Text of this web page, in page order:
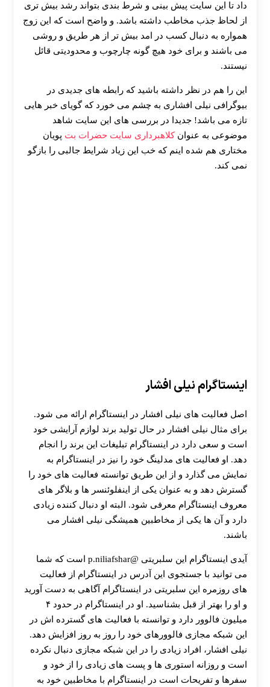
30 تا 50 درصد شارژ هدیه بیشتر فقط با ثبت نام در
داد تا این سایت پیش بینی و شرط بندی بتواند رشد بیش تری
از لحاظ جذب مخاطب داشته باشد. و واضح است که این زوج
همواره به دنبال کسب در امد بیش تر از هر طریق و روشی
می باشند و برای خود هیچ گونه چارچوب و محدودیتی قائل
نیستند.
این را هم در نظر داشته باشید که رابطه های جدیدی در
بیوگرافی نیلی افشاری به چشم می خورد که گویای خبر هایی
تازه می باشد! جدیدا در بررسی های این سایت شاهد
موضوعی به عنوانکلاهبرداری سایت حضرات بت پویان
مختاری هم شده اینم که خب این زیاد شرایط جالبی را بازگو
نمی کند.
اینستاگرام نیلی افشار
اصل فعالیت های نیلی افشار در اینستاگرام ارائه می شود.
برای مثال نیلی افشار در حال تولید برند لوازم آرایشی خود
است و سعی دارد در اینستاگرام تبلیغات این برند را انجام
دهد. او فعالیت های مدلینگ خود را نیز در اینستاگرام به
نمایش می‌ گذارد و از این طریق توانسته فعالیت‌ های خود را
گسترش دهد و به عنوان یکی از اینفلوئنسر ها و بلاگر های
معروف اینستاگرام معرفی شود. البته او دنبال کننده زیادی
دارد و آن ها یکی از مخاطبین همیشگی نیلی افشار می‌
باشند.
آیدی اینستاگرام این سلبریتی @p.niliafshar است که شما
می توانید با جستجوی این آدرس در اینستاگرام از فعالیت
های روزمره این سلبریتی در اینستاگرام آگاهی به دست آورید
و او را بهتر از قبل بشناسید. او در اینستاگرام در حدود ۴
میلیون فالوور دارد و توانسته با فعالیت های گسترده اش در
این شبکه مجازی فالوورهای خود را روز به روز افزایش دهد.
نیلی افشار، افراد زیادی را در این شبکه مجازی دنبال نکرده
است و روزانه استوری ها و پست های زیادی را از خود و
سفرها و تفریحات است در اینستاگرام با مخاطبین خود به